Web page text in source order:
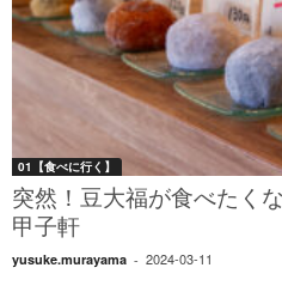
01【食べに行く】
突然！豆大福が食べたく
甲子軒
yusuke.murayama - 2024-03-11